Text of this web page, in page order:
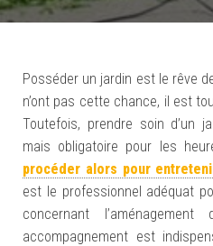
Posséder un jardin est le rêve
n’ont pas cette chance, il est
Toutefois, prendre soin d’un
mais obligatoire pour les
procéder alors pour
est le professionnel adéquat
concernant
accompagnement est